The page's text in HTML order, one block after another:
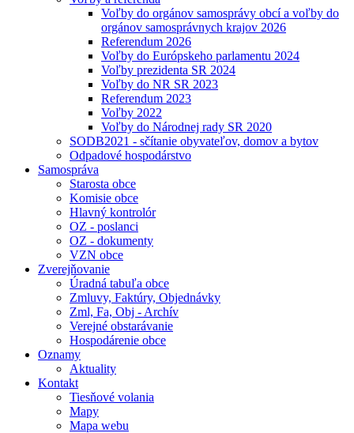
Voľby do orgánov samosprávy obcí a voľby do
orgánov samosprávnych krajov 2026
Referendum 2026
Voľby do Európskeho parlamentu 2024
Voľby prezidenta SR 2024
Voľby do NR SR 2023
Referendum 2023
Voľby 2022
Voľby do Národnej rady SR 2020
SODB2021 - sčítanie obyvateľov, domov a bytov
Odpadové hospodárstvo
Samospráva
Starosta obce
Komisie obce
Hlavný kontrolór
OZ - poslanci
OZ - dokumenty
VZN obce
Zverejňovanie
Úradná tabuľa obce
Zmluvy, Faktúry, Objednávky
Zml, Fa, Obj - Archív
Verejné obstarávanie
Hospodárenie obce
Oznamy
Aktuality
Kontakt
Tiesňové volania
Mapy
Mapa webu